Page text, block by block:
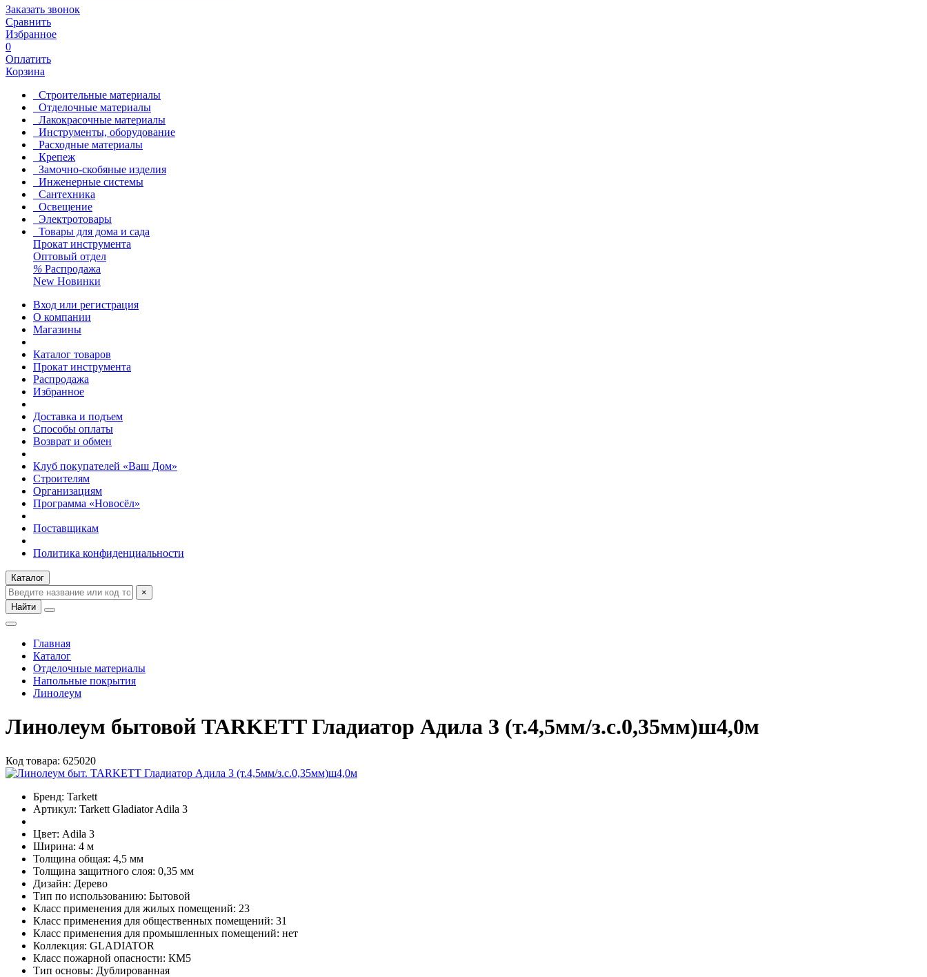
Заказать звонок
Сравнить
Избранное
0
Оплатить
Корзина
Строительные материалы
Отделочные материалы
Лакокрасочные материалы
Инструменты, оборудование
Расходные материалы
Крепеж
Замочно-скобяные изделия
Инженерные системы
Сантехника
Освещение
Электротовары
Товары для дома и сада
Прокат инструмента
Оптовый отдел
% Распродажа
New Новинки
Вход или регистрация
О компании
Магазины
Каталог товаров
Прокат инструмента
Распродажа
Избранное
Доставка и подъем
Способы оплаты
Возврат и обмен
Клуб покупателей «Ваш Дом»
Строителям
Организациям
Программа «Новосёл»
Поставщикам
Политика конфиденциальности
Каталог
×
Найти
Главная
Каталог
Отделочные материалы
Напольные покрытия
Линолеум
Линолеум бытовой TARKETT Гладиатор Адила 3 (т.4,5мм/з.с.0,35мм)ш4,0м
Код товара: 625020
Бренд: Tarkett
Артикул: Tarkett Gladiator Adila 3
Цвет: Adila 3
Ширина: 4 м
Толщина общая: 4,5 мм
Толщина защитного слоя: 0,35 мм
Дизайн: Дерево
Тип по использованию: Бытовой
Класс применения для жилых помещений: 23
Класс применения для общественных помещений: 31
Класс применения для промышленных помещений: нет
Коллекция: GLADIATOR
Класс пожарной опасности: КМ5
Тип основы: Дублированная